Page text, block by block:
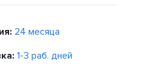
24 месяца
1-3 раб. дней